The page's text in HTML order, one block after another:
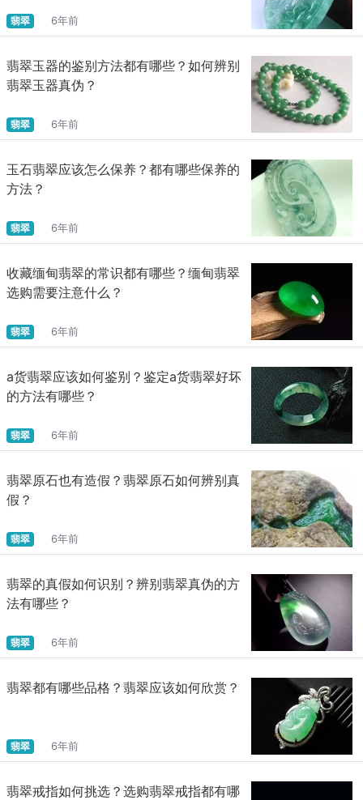
翡翠 6年前
翡翠玉器的鉴别方法都有哪些？如何辨别
翡翠玉器真伪？
翡翠 6年前
玉石翡翠应该怎么保养？都有哪些保养的
方法？
翡翠 6年前
收藏缅甸翡翠的常识都有哪些？缅甸翡翠
选购需要注意什么？
翡翠 6年前
a货翡翠应该如何鉴别？鉴定a货翡翠好坏
的方法有哪些？
翡翠 6年前
翡翠原石也有造假？翡翠原石如何辨别真
假？
翡翠 6年前
翡翠的真假如何识别？辨别翡翠真伪的方
法有哪些？
翡翠 6年前
翡翠都有哪些品格？翡翠应该如何欣赏？
翡翠 6年前
翡翠戒指如何挑选？选购翡翠戒指都有哪